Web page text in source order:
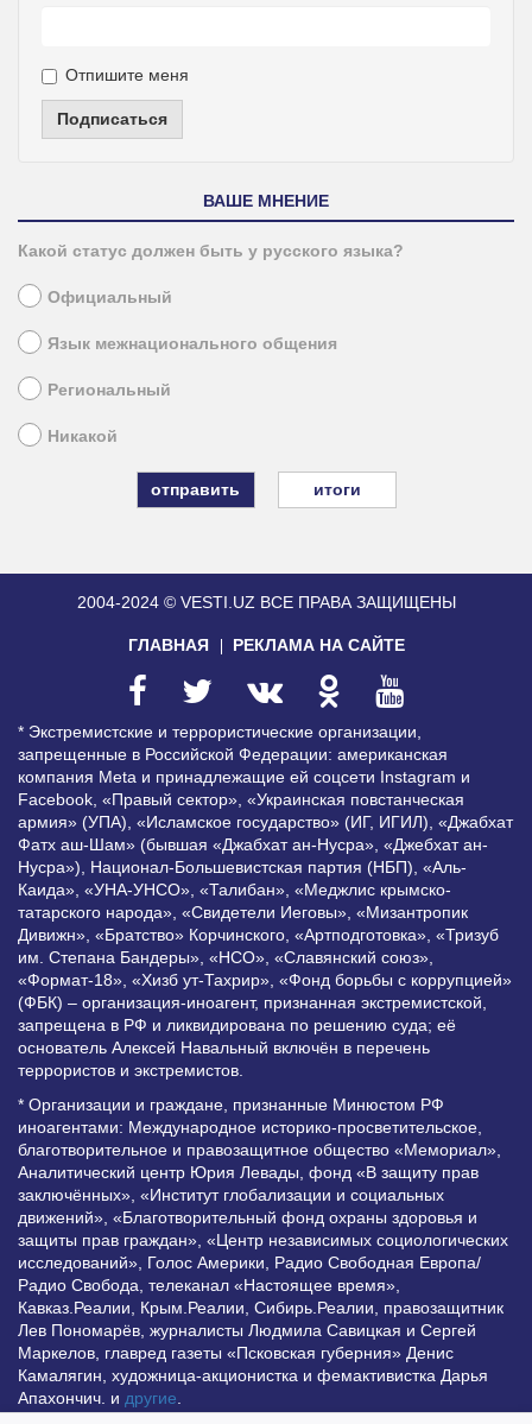
Отпишите меня
Подписаться
ВАШЕ МНЕНИЕ
Какой статус должен быть у русского языка?
Официальный
Язык межнационального общения
Региональный
Никакой
итоги
2004-2024 © VESTI.UZ ВСЕ ПРАВА ЗАЩИЩЕНЫ
ГЛАВНАЯ РЕКЛАМА НА САЙТЕ
* Экстремистские и террористические организации,
запрещенные в Российской Федерации: американская
компания Meta и принадлежащие ей соцсети Instagram и
Facebook, «Правый сектор», «Украинская повстанческая
армия» (УПА), «Исламское государство» (ИГ, ИГИЛ), «Джабхат
Фатх аш-Шам» (бывшая «Джабхат ан-Нусра», «Джебхат ан-
Нусра»), Национал-Большевистская партия (НБП), «Аль-
Каида», «УНА-УНСО», «Талибан», «Меджлис крымско-
татарского народа», «Свидетели Иеговы», «Мизантропик
Дивижн», «Братство» Корчинского, «Артподготовка», «Тризуб
им. Степана Бандеры», «НСО», «Славянский союз»,
«Формат-18», «Хизб ут-Тахрир», «Фонд борьбы с коррупцией»
(ФБК) – организация-иноагент, признанная экстремистской,
запрещена в РФ и ликвидирована по решению суда; её
основатель Алексей Навальный включён в перечень
террористов и экстремистов.
* Организации и граждане, признанные Минюстом РФ
иноагентами: Международное историко-просветительское,
благотворительное и правозащитное общество «Мемориал»,
Аналитический центр Юрия Левады, фонд «В защиту прав
заключённых», «Институт глобализации и социальных
движений», «Благотворительный фонд охраны здоровья и
защиты прав граждан», «Центр независимых социологических
исследований», Голос Америки, Радио Свободная Европа/
Радио Свобода, телеканал «Настоящее время»,
Кавказ.Реалии, Крым.Реалии, Сибирь.Реалии, правозащитник
Лев Пономарёв, журналисты Людмила Савицкая и Сергей
Маркелов, главред газеты «Псковская губерния» Денис
Камалягин, художница-акционистка и фемактивистка Дарья
Апахончич. и другие